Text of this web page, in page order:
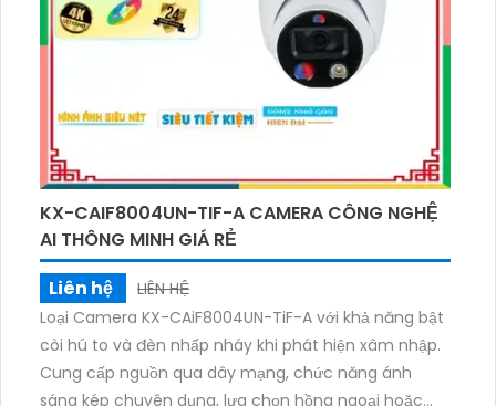
các tính năng bảo mật và cảnh báo thông minh,
camera này là lựa chọn lý tưởng cho việc giám sát
an ninh cho gia đình và văn phòng.
KX-CAIF8004UN-TIF-A CAMERA CÔNG NGHỆ
AI THÔNG MINH GIÁ RẺ
Liên hệ
LIÊN HỆ
Loại Camera KX-CAiF8004UN-TiF-A với khả năng bật
còi hú to và đèn nhấp nháy khi phát hiện xâm nhập.
Cung cấp nguồn qua dây mạng, chức năng ánh
sáng kép chuyên dụng, lựa chọn hồng ngoại hoặc